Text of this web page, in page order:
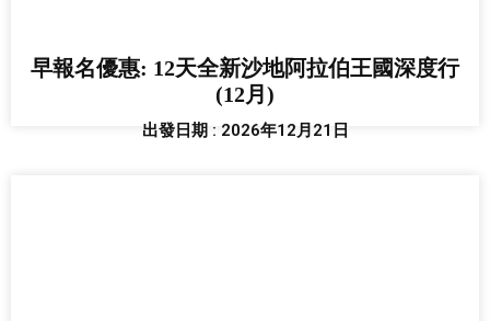
早報名優惠: 12天全新沙地阿拉伯王國深度行
(12月)
出發日期 : 2026年12月21日